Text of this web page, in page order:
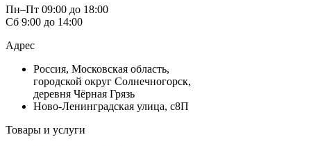
Пн–Пт 09:00 до 18:00
Сб 9:00 до 14:00
Адрес
Россия, Московская область,
городской округ Солнечногорск,
деревня Чёрная Грязь
Ново-Ленинградская улица, с8П
Товары и услуги